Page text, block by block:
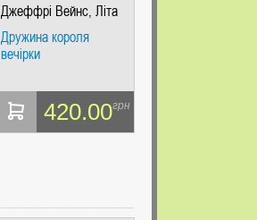
Джеффрі Вейнс, Літа
Ґрей Чаплін
Дружина короля
вечірки
420.00грн